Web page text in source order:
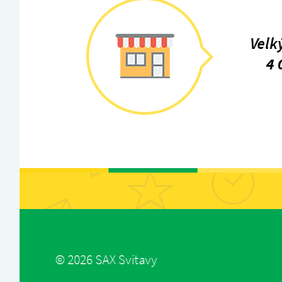
4
© 2026 SAX Svitavy